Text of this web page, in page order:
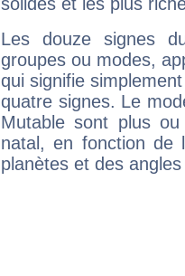
Les douze signes
groupes ou modes,
qui signifie
quatre signes. Le
Mutable sont plus
natal, en fonction de
planètes et des